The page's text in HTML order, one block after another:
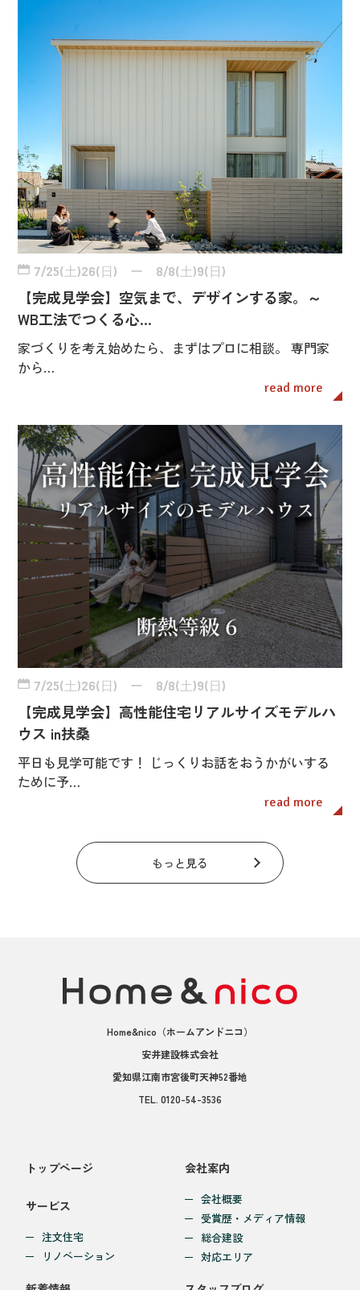
7/25(土)26(日) ー 8/8(土)9(日)
【完成見学会】空気まで、デザインする家。～
WB工法でつくる心…
家づくりを考え始めたら、まずはプロに相談。 専門家
から…
read more
7/25(土)26(日) ー 8/8(土)9(日)
【完成見学会】高性能住宅リアルサイズモデルハ
ウス in扶桑
平日も見学可能です！ じっくりお話をおうかがいする
ために予…
read more
もっと見る
Home&nico （ホームアンドニコ）
安井建設株式会社
愛知県江南市宮後町天神52番地
TEL. 0120-54-3536
トップページ
サービス
注文住宅
リノベーション
会社案内
会社概要
受賞歴・メディア情報
総合建設
対応エリア